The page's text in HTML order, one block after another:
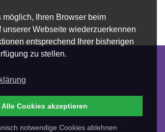
möglich, Ihren Browser beim
unserer Webseite wiederzuerkennen
entsprechend Ihrer bisherigen
zu stellen.
notwendige Cookies ablehnen
Alle Cookies akzeptieren